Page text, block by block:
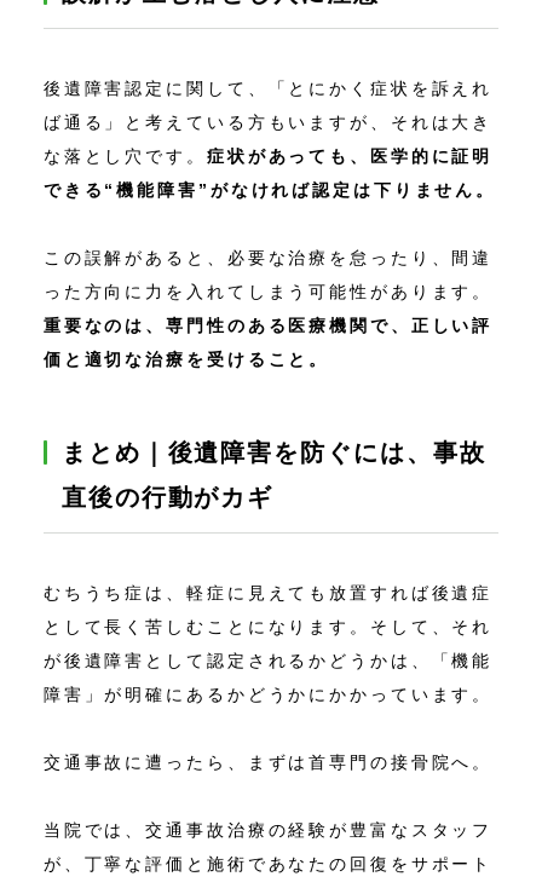
後遺障害認定に関して、「とにかく症状を訴えれ
ば通る」と考えている方もいますが、それは大き
な落とし穴です。 症状があっても、医学的に証明
できる“機能障害”がなければ認定は下りません。
この誤解があると、必要な治療を怠ったり、間違
った方向に力を入れてしまう可能性があります。
重要なのは、専門性のある医療機関で、正しい評
価と適切な治療を受けること。
まとめ｜後遺障害を防ぐには、事故
直後の行動がカギ
むちうち症は、軽症に見えても放置すれば後遺症
として長く苦しむことになります。そして、それ
が後遺障害として認定されるかどうかは、「機能
障害」が明確にあるかどうかにかかっています。
交通事故に遭ったら、まずは首専門の接骨院へ。
当院では、交通事故治療の経験が豊富なスタッフ
が、丁寧な評価と施術であなたの回復をサポート